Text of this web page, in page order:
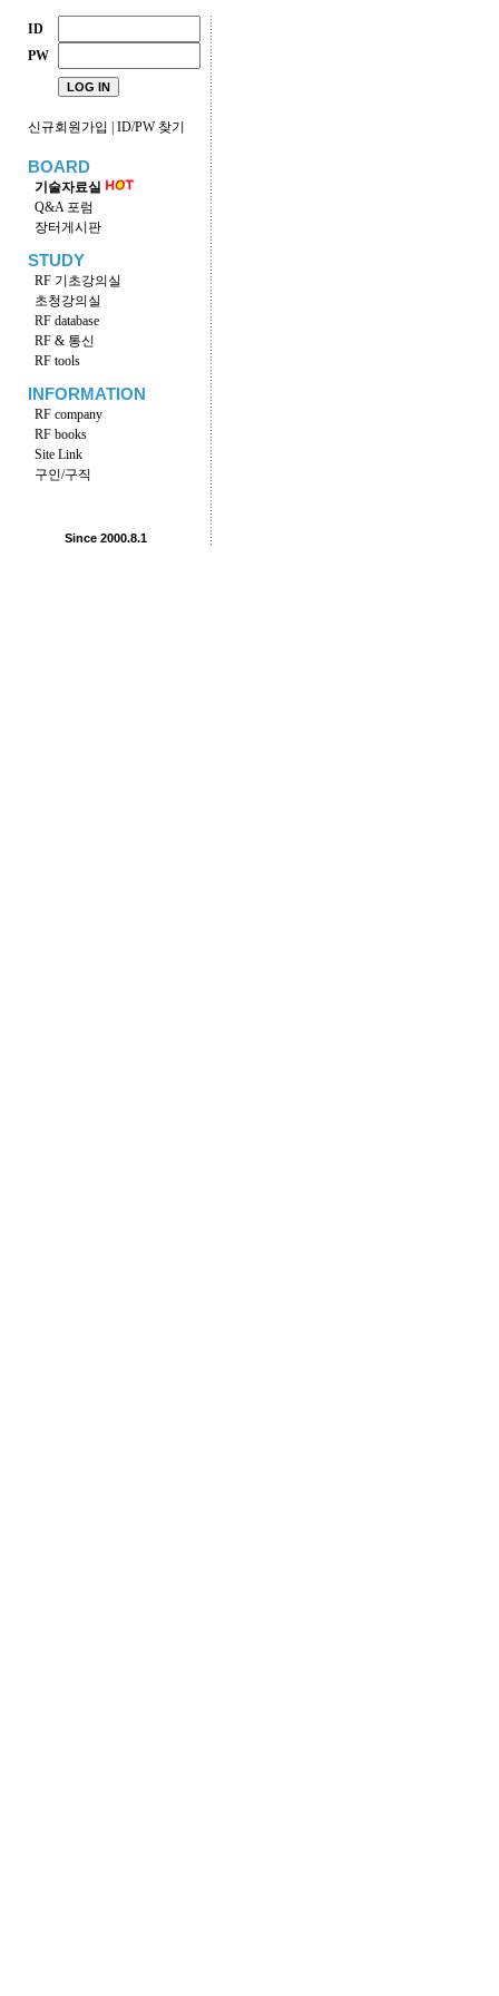
ID
PW
신규회원가입 ID/PW 찾기
BOARD
기술자료실
Q&A 포럼
장터게시판
STUDY
RF 기초강의실
초청강의실
RF database
RF & 통신
RF tools
INFORMATION
RF company
RF books
Site Link
구인/구직
Since 2000.8.1